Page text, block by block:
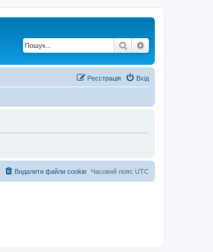
Пошук
Вхід
Реєстрація
Часовий пояс UTC
Видалити файли cookie